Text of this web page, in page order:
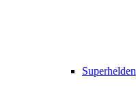
Superhelden